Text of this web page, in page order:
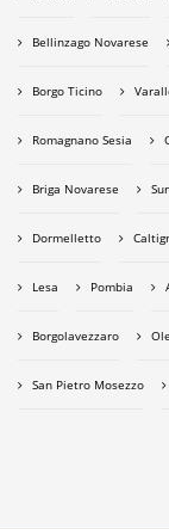
Bellinzago Novarese
Borgo Ticino
Romagnano Sesia
Briga Novarese
Dormelletto
Lesa Pombia
Borgolavezzaro
San Pietro Mosezzo